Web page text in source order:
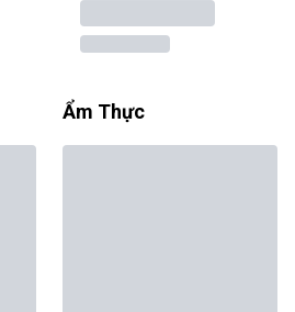
Ẩm Thực